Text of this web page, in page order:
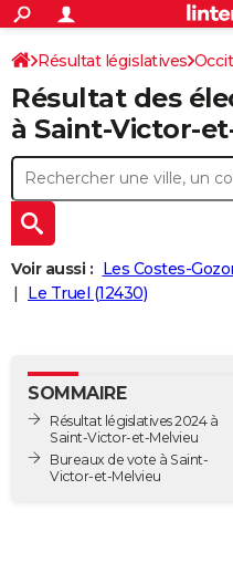
ACTUALITÉS
Politique
Société
Faits Divers
Education
Monde
Villes
+
SPORT
Coupe du monde 2026
Football
Tennis
Cyclisme
Rugby
Forum
CULTURE
Programme TV
TNT
Streaming
Cinéma
Sorties cinéma
Musique
+
FINANCE
Retraite
Impôts
Epargne
Immobilier
Risques naturels par ville
Banque
Assurance
Crédit
AUTO
Essais
Réserver un essai
Citadines
Berlines
SUV
Forum auto
+
HIGH-TECH
Mobiles
Meilleur smartphone
Internet
Ordinateurs
Jeux vidéo
Guide high-tech
BRICOLAGE
Guides de France
Escapades
Patrimoine
Expositions
Musées
Week-end nature
LIFESTYLE
Art de vivre
Bien-être
Loisirs
ModeModes de vie
SANTE
Alimentation
Guide de la santé
Maladies
Médicaments
Sommeil
VOYAGE
Résultat législatives
3ème circonscription
Résultat des
à Saint-Victor-
Voir aussi : Les Costes-
Le Truel (12430)
SOMMAIRE
Résultat législatives 2024 à
Saint-Victor-et-Melvieu
Bureaux de vote à Saint-
Victor-et-Melvieu